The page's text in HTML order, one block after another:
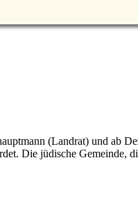
(Landrat) und ab
Die jüdische Gemeinde,